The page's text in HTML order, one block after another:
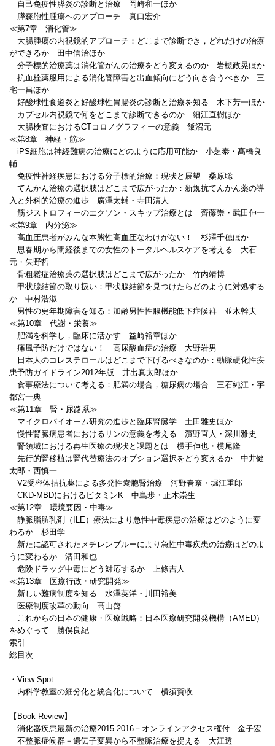
自己免疫性膵炎の診断と治療 岡崎和一ほか
膵嚢胞性腫瘍へのアプローチ 真口宏介
≪第7章 消化管≫
大腸腫瘍の内視鏡的アプローチ：どこまで診断でき，どれだけの治療
ができるか 田中信治ほか
分子標的治療薬は消化管がんの治療をどう変えるのか 岩槻政晃ほか
抗血栓薬服用による消化管障害と出血傾向にどう向き合うべきか 三
宅一昌ほか
好酸球性食道炎と好酸球性胃腸炎の診断と治療を知る 木下芳一ほか
カプセル内視鏡で何をどこまで診断できるのか 細江直樹ほか
大腸検査におけるCTコロノグラフィーの意義 飯沼元
≪第8章 神経・筋≫
iPS細胞は神経難病の治療にどのように応用可能か 小芝泰・髙橋良
輔
免疫性神経疾患における分子標的治療：現状と展望 桑原聡
てんかん治療の選択肢はどこまで広がったか：新規抗てんかん薬の導
入と外科的治療の進歩 廣澤太輔・寺田清人
筋ジストロフィーのエクソン・スキップ治療とは 齊藤崇・武田伸一
≪第9章 内分泌≫
高血圧患者がみんな本態性高血圧なわけがない！ 杉澤千穂ほか
思春期から閉経後までの女性のトータルヘルスケアを考える 大石
元・矢野哲
骨粗鬆症治療薬の選択肢はどこまで広がったか 竹内靖博
甲状腺結節の取り扱い：甲状腺結節を見つけたらどのように対処する
か 中村浩淑
男性の更年期障害を知る：加齢男性性腺機能低下症候群 並木幹夫
≪第10章 代謝・栄養≫
肥満を科学し，臨床に活かす 益崎裕章ほか
痛風予防だけではない！ 高尿酸血症の治療 大野岩男
日本人のコレステロールはどこまで下げるべきなのか：動脈硬化性疾
患予防ガイドライン2012年版 井出真太郎ほか
食事療法について考える：肥満の場合，糖尿病の場合 三石純江・宇
都宮一典
≪第11章 腎・尿路系≫
マイクロバイオーム研究の進歩と臨床腎臓学 土田雅史ほか
慢性腎臓病患者におけるリンの意義を考える 濱野直人・深川雅史
腎領域における再生医療の現状と課題とは 横手伸也・横尾隆
先行的腎移植は腎代替療法のオプション選択をどう変えるか 中井健
太郎・西慎一
V2受容体拮抗薬による多発性嚢胞腎治療 河野春奈・堀江重郎
CKD-MBDにおけるビタミンK 中島歩・正木崇生
≪第12章 環境要因・中毒≫
静脈脂肪乳剤（ILE）療法により急性中毒疾患の治療はどのように変
わるか 杉田学
新たに認可されたメチレンブルーにより急性中毒疾患の治療はどのよ
うに変わるか 清田和也
危険ドラッグ中毒にどう対応するか 上條吉人
≪第13章 医療行政・研究開発≫
新しい難病制度を知る 水澤英洋・川田裕美
医療制度改革の動向 髙山啓
これからの日本の健康・医療戦略：日本医療研究開発機構（AMED）
をめぐって 勝俣良紀
索引
総目次
・View Spot
内科学教室の細分化と統合化について 横須賀收
【Book Review】
消化器疾患最新の治療2015-2016－オンラインアクセス権付 金子宏
不整脈症候群－遺伝子変異から不整脈治療を捉える 大江透